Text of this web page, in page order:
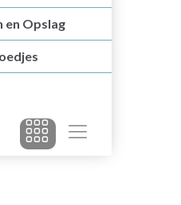
en Opslag